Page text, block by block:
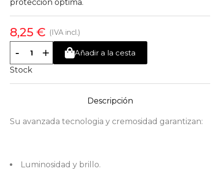
protección óptima.
8,25 € (IVA incl.)
- +
Añadir a la cesta
Stock
Descripción
Su avanzada tecnologia y cremosidad garantizan:
Luminosidad y brillo.